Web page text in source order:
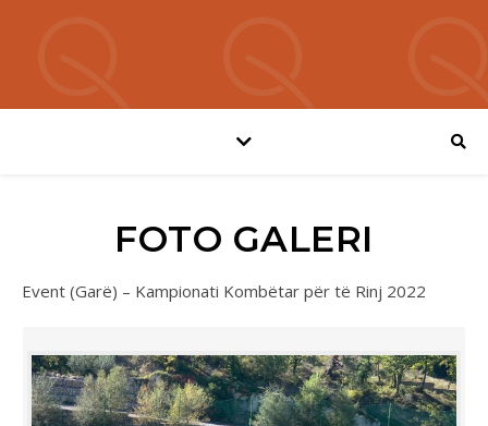
FOTO GALERI
Event (Garë) – Kampionati Kombëtar për të Rinj 2022